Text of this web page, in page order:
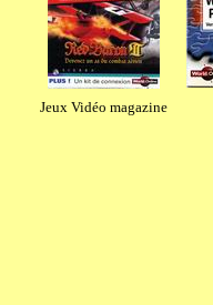
Jeux Vidéo magazine